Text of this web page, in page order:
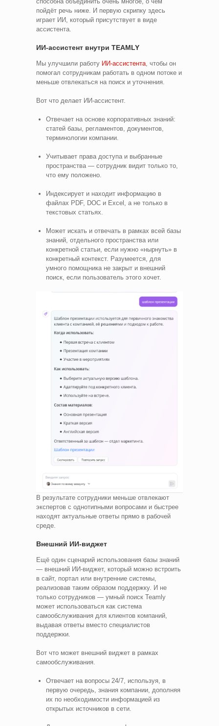
пойдёт речь ниже. И первую скрипку здесь
играет ИИ, который присутствует в виде
ассистента.
ИИ‑ассистент внутри TEAMLY
Мы улучшили работу ИИ‑ассистента , чтобы он
помогал сотрудникам работать в одном потоке и
меньше отвлекаться на поиск и уточнения.
Вот что делает ИИ‑ассистент.
Отвечает на основе корпоративных знаний:
статей базы, регламентов, документов,
терминологии компании.
Учитывает права доступа и выбранные
пространства — сотрудник видит только то,
что ему положено.
Индексирует и находит информацию в
файлах PDF, DOC и Excel, а не только в
текстовых статьях.
Может искать и отвечать в рамках всей базы
знаний, отдельного пространства или
конкретной статьи, если нужно «нырнуть» в
конкретный контекст. Разумеется, для
умного помощника не закрыт и внешний
поиск, если пользователь этого хочет.
В результате сотрудники меньше отвлекают
экспертов с однотипными вопросами и быстрее
находят актуальные ответы прямо в рабочей
среде.
Внешний ИИ‑виджет
Ещё один сценарий использования базы знаний
— внешний ИИ‑виджет, который можно встроить
в сайт, портал или внутренние системы,
реализовав таким образом поддержку. И не
только сотрудников — умный поиск Teamly
может использоваться как система
самообслуживания для клиентов компаний,
выдавая ответы вместо специалистов
поддержки.
Вот что может внешний виджет в рамках
самообслуживания.
Отвечает на вопросы 24/7, используя, в
первую очередь, знания компании, дополняя
их по необходимости информацией из
открытых источников в сети.